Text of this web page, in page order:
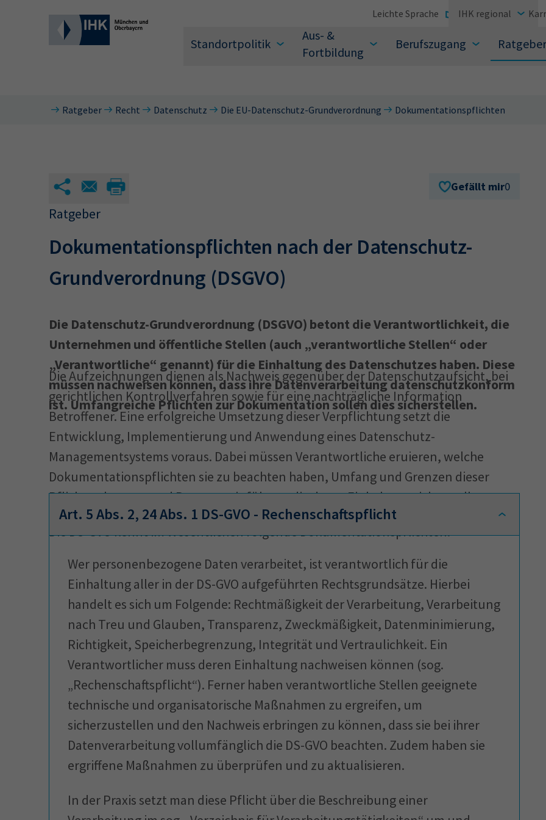
Standortpolitik
Aus- &
Fortbildung
Berufszugang Ratgeber
Leichte Sprache IHK regional
Hier können Sie auch aus den meistgesuchten Begriffen
Wirtschaftsfachwirt
Sachkundeprüfung
AEVO
34i Betriebswirt Prüfbericht
Ratgeber Recht Datenschutz Die EU-Datenschutz-Grundverordnung Dokumentationspflichten
Gefällt mir0
Ratgeber
Dokumentationspflichten nach der Datenschutz-‎
Grundverordnung (DSGVO)
Die Datenschutz-Grundverordnung (DSGVO) betont die Verantwortlichkeit, die
Unternehmen und öffentliche Stellen (auch „verantwortliche Stellen“ oder
„Verantwortliche“ genannt) für die Einhaltung des Datenschutzes haben. Diese
müssen nachweisen können, dass ihre Datenverarbeitung datenschutzkonform
ist. Umfangreiche Pflichten zur Dokumentation sollen dies sicherstellen.
Die Aufzeichnungen dienen als Nachweis gegenüber der Datenschutzaufsicht, bei
gerichtlichen Kontrollverfahren sowie für eine nachträgliche Information
Betroffener. Eine erfolgreiche Umsetzung dieser Verpflichtung setzt die
Entwicklung, Implementierung und Anwendung eines Datenschutz-
Managementsystems voraus. Dabei müssen Verantwortliche eruieren, welche
Dokumentationspflichten sie zu beachten haben, Umfang und Grenzen dieser
Pflichten kennen und Prozesse einführen, die deren Einhaltung sicherstellen.
Die DS-GVO kennt im Wesentlichen folgende Dokumentationspflichten:
Art. 5 Abs. 2, 24 Abs. 1 DS-GVO - Rechenschaftspflicht
Wer personenbezogene Daten verarbeitet, ist verantwortlich für die
Einhaltung aller in der DS-GVO aufgeführten Rechtsgrundsätze. Hierbei
handelt es sich um Folgende: Rechtmäßigkeit der Verarbeitung, Verarbeitung
nach Treu und Glauben, Transparenz, Zweckmäßigkeit, Datenminimierung,
Richtigkeit, Speicherbegrenzung, Integrität und Vertraulichkeit. Ein
Verantwortlicher muss deren Einhaltung nachweisen können (sog.
„Rechenschaftspflicht“). Ferner haben verantwortliche Stellen geeignete
technische und organisatorische Maßnahmen zu ergreifen, um
sicherzustellen und den Nachweis erbringen zu können, dass sie bei ihrer
Datenverarbeitung vollumfänglich die DS-GVO beachten. Zudem haben sie
ergriffene Maßnahmen zu überprüfen und zu aktualisieren.
In der Praxis setzt man diese Pflicht über die Beschreibung einer